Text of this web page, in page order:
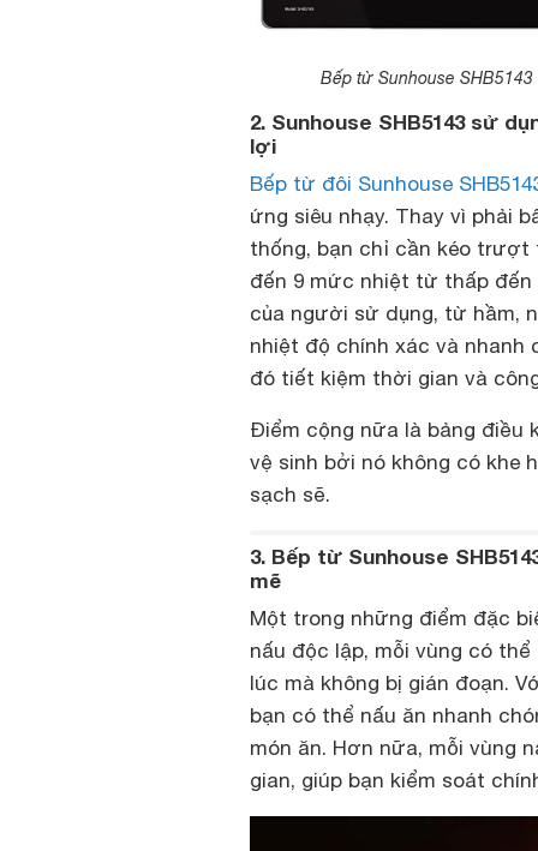
Bếp từ Sunhouse
2. Sunhouse SHB5143 sử
lợi
Bếp từ đôi Sunhouse
ứng siêu nhạy. Thay vì phải
thống, bạn chỉ cần kéo trượt
đến 9 mức nhiệt từ thấp
của người sử dụng, từ hầm,
nhiệt độ chính xác và
đó tiết kiệm thời gian và
Điểm cộng nữa là bảng điều
vệ sinh bởi nó không có khe
sạch sẽ.
3. Bếp từ Sunhouse
mẽ
Một trong những điểm đặc
nấu độc lập, mỗi vùng có
lúc mà không bị gián đoạn.
bạn có thể nấu ăn nhanh
món ăn. Hơn nữa, mỗi vùng
gian, giúp bạn kiểm soát